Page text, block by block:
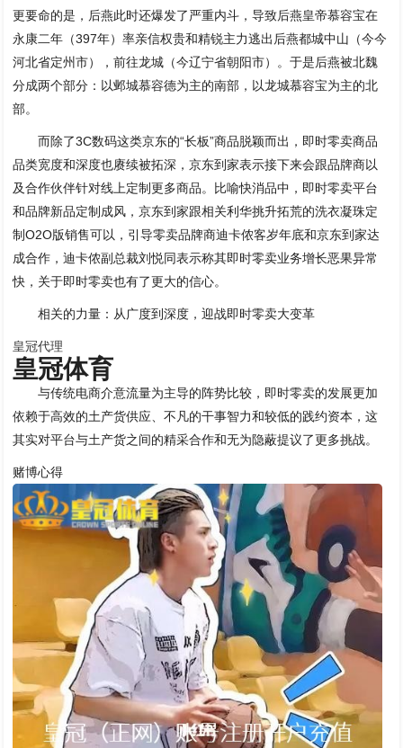
更要命的是，后燕此时还爆发了严重内斗，导致后燕皇帝慕容宝在
永康二年（397年）率亲信权贵和精锐主力逃出后燕都城中山（今今
河北省定州市），前往龙城（今辽宁省朝阳市）。于是后燕被北魏
分成两个部分：以邺城慕容德为主的南部，以龙城慕容宝为主的北
部。
而除了3C数码这类京东的“长板”商品脱颖而出，即时零卖商品
品类宽度和深度也赓续被拓深，京东到家表示接下来会跟品牌商以
及合作伙伴针对线上定制更多商品。比喻快消品中，即时零卖平台
和品牌新品定制成风，京东到家跟相关利华挑升拓荒的洗衣凝珠定
制O2O版销售可以，引导零卖品牌商迪卡侬客岁年底和京东到家达
成合作，迪卡侬副总裁刘悦同表示称其即时零卖业务增长恶果异常
快，关于即时零卖也有了更大的信心。
相关的力量：从广度到深度，迎战即时零卖大变革
皇冠代理
皇冠体育
与传统电商介意流量为主导的阵势比较，即时零卖的发展更加
依赖于高效的土产货供应、不凡的干事智力和较低的践约资本，这
其实对平台与土产货之间的精采合作和无为隐蔽提议了更多挑战。
赌博心得